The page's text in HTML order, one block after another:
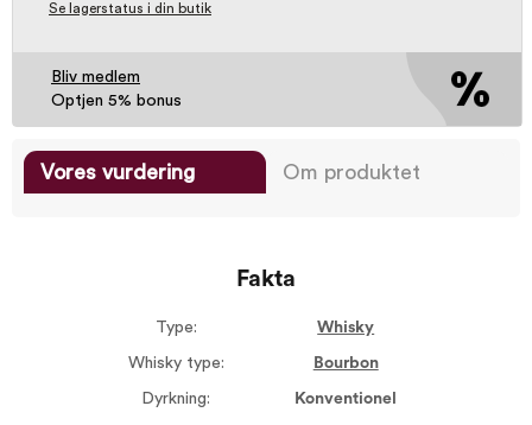
Se lagerstatus i din butik
Bliv medlem
Optjen 5% bonus
Vores vurdering Om produktet
Fakta
Type: Whisky
Whisky type: Bourbon
Dyrkning: Konventionel